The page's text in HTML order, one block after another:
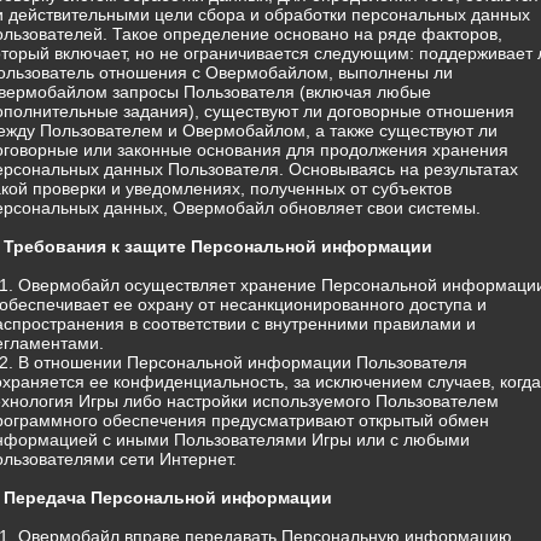
действительными цели сбора и обработки персональных данных
Такое определение основано на ряде факторов,
включает, но не ограничивается следующим: поддерживает
отношения с Овермобайлом, выполнены ли
запросы Пользователя (включая любые
задания), существуют ли договорные отношения
Пользователем и Овермобайлом, а также существуют ли
или законные основания для продолжения хранения
данных Пользователя. Основываясь на результатах
проверки и уведомлениях, полученных от субъектов
данных, Овермобайл обновляет свои системы.
Требования к защите Персональной информации
Овермобайл осуществляет хранение Персональной
ее охрану от несанкционированного доступа и
в соответствии с внутренними правилами и
В отношении Персональной информации Пользователя
ее конфиденциальность, за исключением случаев, когда
Игры либо настройки используемого Пользователем
обеспечения предусматривают открытый обмен
с иными Пользователями Игры или с любыми
сети Интернет.
Передача Персональной информации
Овермобайл вправе передавать Персональную информацию